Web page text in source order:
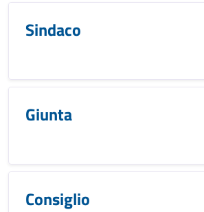
Sindaco
Giunta
Consiglio